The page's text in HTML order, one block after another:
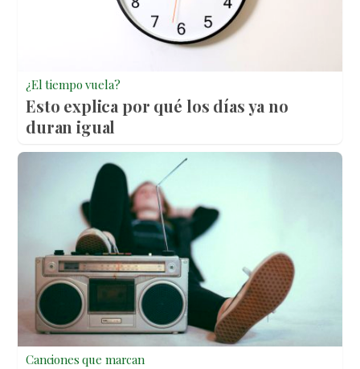
¿El tiempo vuela?
Esto explica por qué los días ya no
duran igual
Canciones que marcan